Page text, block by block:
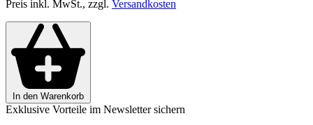
Preis inkl. MwSt., zzgl. Versandkosten
In den Warenkorb
Exklusive Vorteile im Newsletter sichern